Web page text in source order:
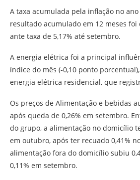
A taxa acumulada pela inflação no ano
resultado acumulado em 12 meses foi
ante taxa de 5,17% até setembro.
A energia elétrica foi a principal
índice do mês (-0,10 ponto
energia elétrica residencial, que
Os preços de Alimentação e bebidas
após queda de 0,26% em setembro.
do grupo, a alimentação no domicílio
em outubro, após ter recuado 0,41%
alimentação fora do domicílio subiu
0,11% em setembro.